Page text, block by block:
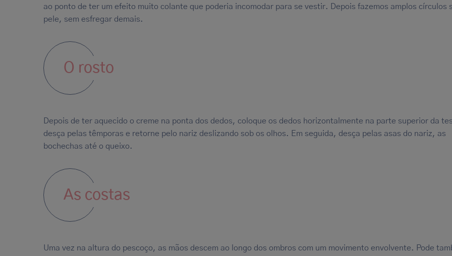
ao ponto de ter um efeito muito colante que poderia incomodar para se vestir. Depois fazemos amplos círculos
pele, sem esfregar demais.
O rosto
Depois de ter aquecido o creme na ponta dos dedos, coloque os dedos horizontalmente na parte superior da
desça pelas têmporas e retorne pelo nariz deslizando sob os olhos. Em seguida, desça pelas asas do nariz, as
bochechas até o queixo.
As costas
Uma vez na altura do pescoço, as mãos descem ao longo dos ombros com um movimento envolvente. Pode